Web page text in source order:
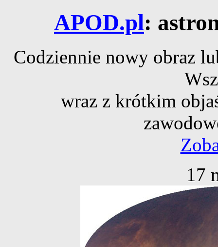
APOD.pl:
Codziennie nowy obraz
wraz z krótkim
17